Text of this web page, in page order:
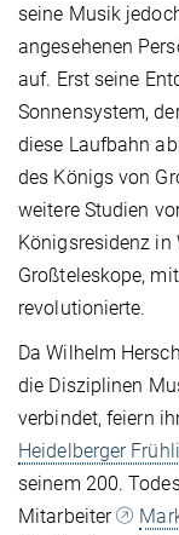
seine Musik
angesehenen
auf. Erst seine
Sonnensystem,
diese Laufbahn
des Königs von
weitere Studien
Königsresidenz in
Großteleskope,
revolutionierte.
Da Wilhelm
die Disziplinen
verbindet, feiern
Heidelberger
seinem 200.
Mitarbeiter